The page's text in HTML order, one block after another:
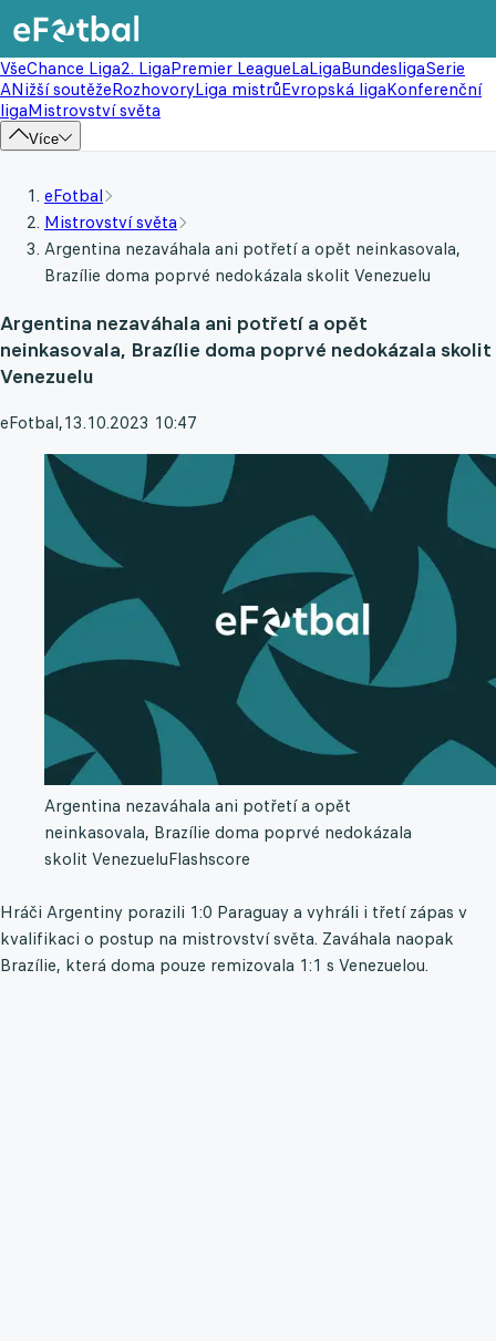
VšeChance Liga2. LigaPremier LeagueLaLigaBundesligaSerie
ANižší soutěžeRozhovoryLiga mistrůEvropská ligaKonferenční
ligaMistrovství světa
Více
eFotbal
Mistrovství světa
Argentina nezaváhala ani potřetí a opět neinkasovala,
Brazílie doma poprvé nedokázala skolit Venezuelu
Argentina nezaváhala ani potřetí a opět
neinkasovala, Brazílie doma poprvé nedokázala skolit
Venezuelu
eFotbal,13.10.2023 10:47
Argentina nezaváhala ani potřetí a opět
neinkasovala, Brazílie doma poprvé nedokázala
skolit VenezueluFlashscore
Hráči Argentiny porazili 1:0 Paraguay a vyhráli i třetí zápas v
kvalifikaci o postup na mistrovství světa. Zaváhala naopak
Brazílie, která doma pouze remizovala 1:1 s Venezuelou.